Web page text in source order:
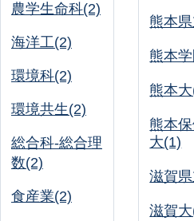
農学生命科(2)
海洋工(2)
環境科(2)
環境共生(2)
総合科-総合理
数(2)
食産業(2)
熊本
熊本
熊本
熊本
大(1)
滋賀
滋賀